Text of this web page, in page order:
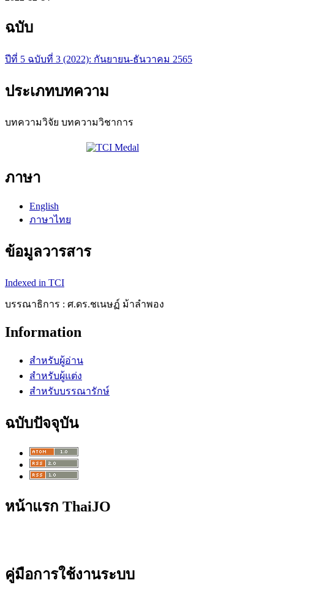
ฉบับ
ปีที่ 5 ฉบับที่ 3 (2022): กันยายน-ธันวาคม 2565
ประเภทบทความ
บทความวิจัย บทความวิชาการ
ภาษา
English
ภาษาไทย
ข้อมูลวารสาร
Indexed in TCI
บรรณาธิการ : ศ.ดร.ชเนษฏ์ ม้าลำพอง
Information
สำหรับผู้อ่าน
สำหรับผู้แต่ง
สำหรับบรรณารักษ์
ฉบับปัจจุบัน
หน้าแรก ThaiJO
คู่มือการใช้งานระบบ